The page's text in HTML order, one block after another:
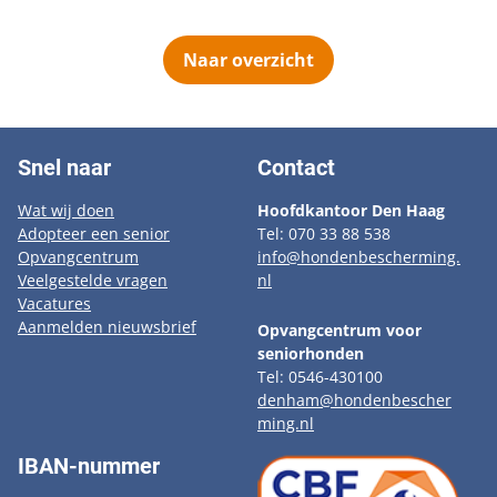
Naar overzicht
Snel naar
Wat wij doen
Adopteer een senior
Opvangcentrum
Veelgestelde vragen
Vacatures
Aanmelden nieuwsbrief
Contact
Hoofdkantoor Den Haag
Tel: 070 33 88 538
info@hondenbescherming.
nl
Opvangcentrum voor
seniorhonden
Tel: 0546-430100
denham@hondenbescher
ming.nl
IBAN-nummer